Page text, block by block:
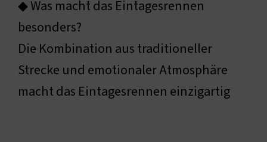
◆ Was macht das Eintagesrennen
besonders?
Die Kombination aus traditioneller
Strecke und emotionaler Atmosphäre
macht das Eintagesrennen einzigartig